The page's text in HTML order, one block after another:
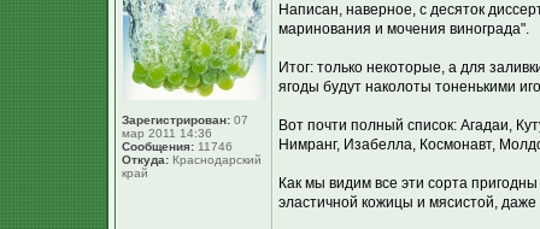
Зарегистрирован: 07
мар 2011 14:36
Сообщения: 11746
Откуда: Краснодарский
край
Написан, наверное, с десяток
маринования и мочения винограда".
Итог: только некоторые, а для
ягоды будут наколоты тоненькими
Вот почти полный список: Агадаи,
Нимранг, Изабелла, Космонавт,
Как мы видим все эти сорта
эластичной кожицы и мясистой, даже